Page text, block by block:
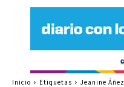
Inicio Etiquetas Jeanine Áñez